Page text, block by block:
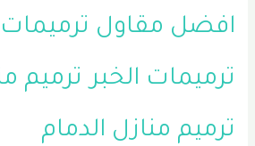
افضل مقاول ترميمات
ترميمات الخبر ترميم
ترميم منازل الدمام